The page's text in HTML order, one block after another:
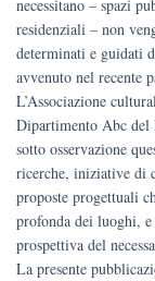
necessitano – spazi
residenziali – non
determinati e guidati
avvenuto nel recente
L’Associazione
Dipartimento Abc del
sotto osservazione
ricerche, iniziative di
proposte progettuali
profonda dei luoghi,
prospettiva del
La presente